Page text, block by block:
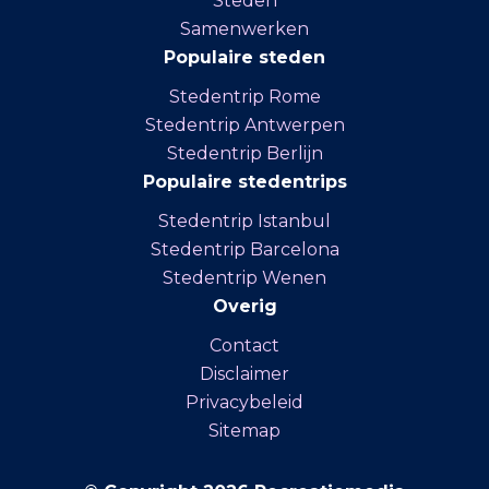
Samenwerken
Populaire steden
Stedentrip Rome
Stedentrip Antwerpen
Stedentrip Berlijn
Populaire stedentrips
Stedentrip Istanbul
Stedentrip Barcelona
Stedentrip Wenen
Overig
Contact
Disclaimer
Privacybeleid
Sitemap